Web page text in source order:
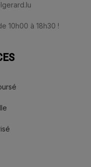
10h00 à 18h30 !